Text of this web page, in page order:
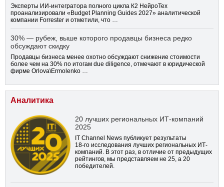
Эксперты ИИ-интегратора полного цикла К2 НейроТех
проанализировали «Budget Planning Guides 2027» аналитической
компании Forrester и отметили, что …
30% — рубеж, выше которого продавцы бизнеса редко
обсуждают скидку
Продавцы бизнеса менее охотно обсуждают снижение стоимости
более чем на 30% по итогам due diligence, отмечают в юридической
фирме Orlova\Ermolenko …
Аналитика
20 лучших региональных ИТ-компаний
2025
IT Channel News публикует результаты
18-го исследования лучших региональных ИТ-
компаний. В этот раз, в отличие от предыдущих
рейтингов, мы представляем не 25, а 20
победителей.